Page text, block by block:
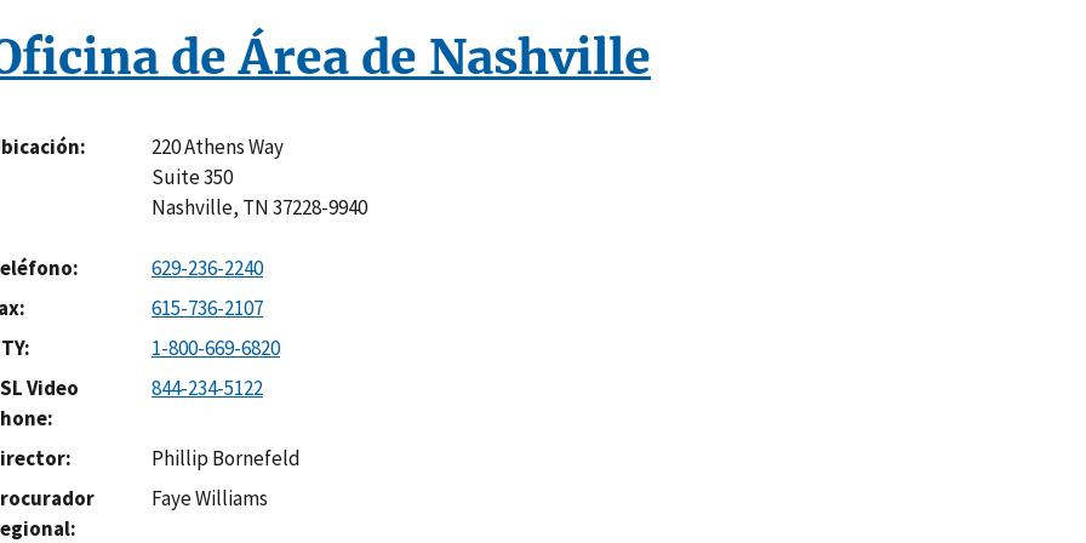
de Área de Nashville
220 Athens Way
Suite 350
Nashville, TN37228-9940
629-236-2240
615-736-2107
1-800-669-6820
Video
844-234-5122
Phillip Bornefeld
Faye Williams